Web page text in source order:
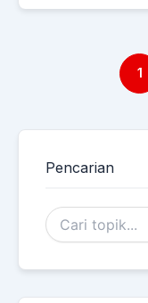
1
Pencarian